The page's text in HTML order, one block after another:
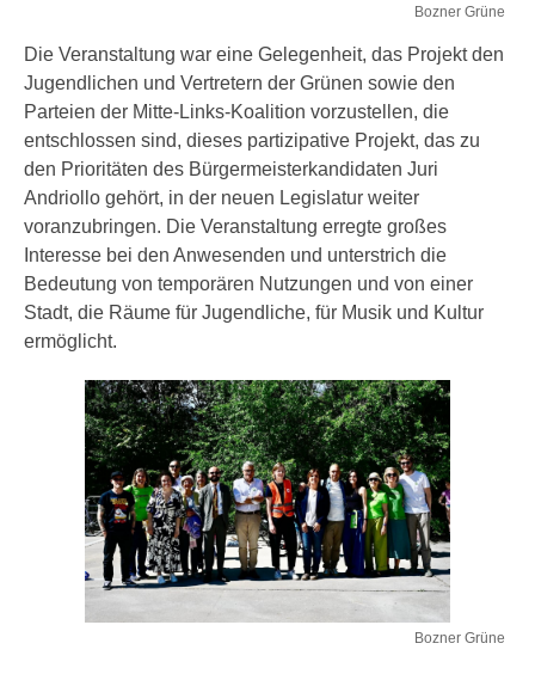
Bozner Grüne
Die Veranstaltung war eine Gelegenheit, das Projekt den
Jugendlichen und Vertretern der Grünen sowie den
Parteien der Mitte-Links-Koalition vorzustellen, die
entschlossen sind, dieses partizipative Projekt, das zu
den Prioritäten des Bürgermeisterkandidaten Juri
Andriollo gehört, in der neuen Legislatur weiter
voranzubringen. Die Veranstaltung erregte großes
Interesse bei den Anwesenden und unterstrich die
Bedeutung von temporären Nutzungen und von einer
Stadt, die Räume für Jugendliche, für Musik und Kultur
ermöglicht.
Bozner Grüne